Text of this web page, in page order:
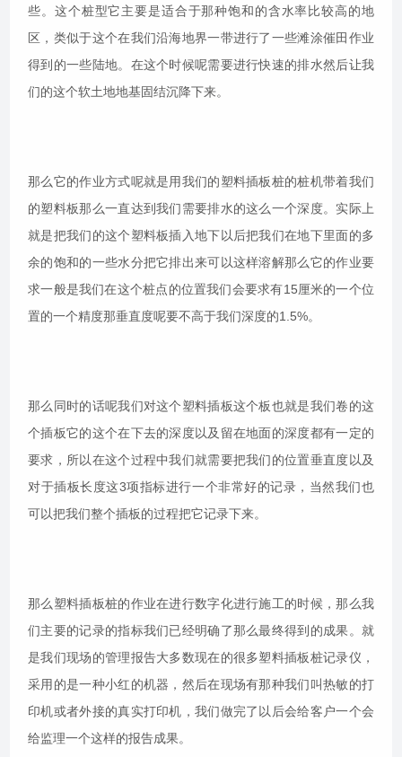
些。这个桩型它主要是适合于那种饱和的含水率比较高的地
区，类似于这个在我们沿海地界一带进行了一些滩涂催田作业
得到的一些陆地。在这个时候呢需要进行快速的排水然后让我
们的这个软土地地基固结沉降下来。
那么它的作业方式呢就是用我们的塑料插板桩的桩机带着我们
的塑料板那么一直达到我们需要排水的这么一个深度。实际上
就是把我们的这个塑料板插入地下以后把我们在地下里面的多
余的饱和的一些水分把它排出来可以这样溶解那么它的作业要
求一般是我们在这个桩点的位置我们会要求有15厘米的一个位
置的一个精度那垂直度呢要不高于我们深度的1.5%。
那么同时的话呢我们对这个塑料插板这个板也就是我们卷的这
个插板它的这个在下去的深度以及留在地面的深度都有一定的
要求，所以在这个过程中我们就需要把我们的位置垂直度以及
对于插板长度这3项指标进行一个非常好的记录，当然我们也
可以把我们整个插板的过程把它记录下来。
那么塑料插板桩的作业在进行数字化进行施工的时候，那么我
们主要的记录的指标我们已经明确了那么最终得到的成果。就
是我们现场的管理报告大多数现在的很多塑料插板桩记录仪，
采用的是一种小红的机器，然后在现场有那种我们叫热敏的打
印机或者外接的真实打印机，我们做完了以后会给客户一个会
给监理一个这样的报告成果。